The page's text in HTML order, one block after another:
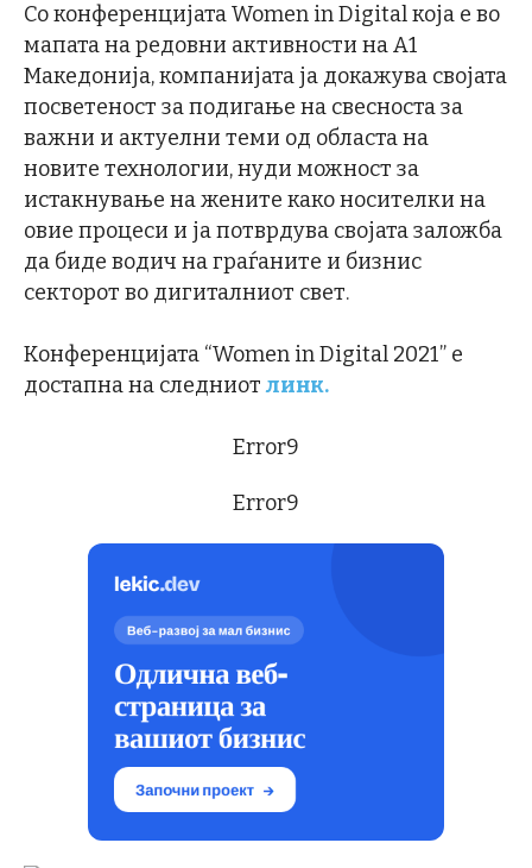
Со конференцијата Women in Digital која е во
мапата на редовни активности на А1
Македонија, компанијата ја докажува својата
посветеност за подигање на свесноста за
важни и актуелни теми од областа на
новите технологии, нуди можност за
истакнување на жените како носителки на
овие процеси и ја потврдува својата заложба
да биде водич на граѓаните и бизнис
секторот во дигиталниот свет.
Конференцијата “Women in Digital 2021” е
достапна на следниотлинк.
Error9
Error9